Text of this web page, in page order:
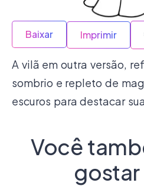
Baixar Imprimir
A vilã em outra versão,
sombrio e repleto de
escuros para destacar
Você